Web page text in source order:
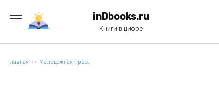
содержанию
inDbooks.ru
Книги в цифре
Главная Молодежная проза